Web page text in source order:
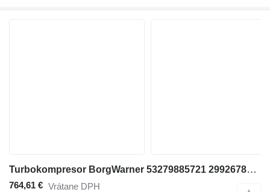
Turbokompresor BorgWarner 53279885721 2992678M91 na rýpadla Liebherr Construction
764,61 € Vrátane DPH